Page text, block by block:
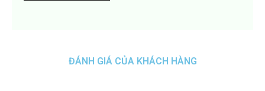
ĐÁNH GIÁ CỦA KHÁCH HÀNG